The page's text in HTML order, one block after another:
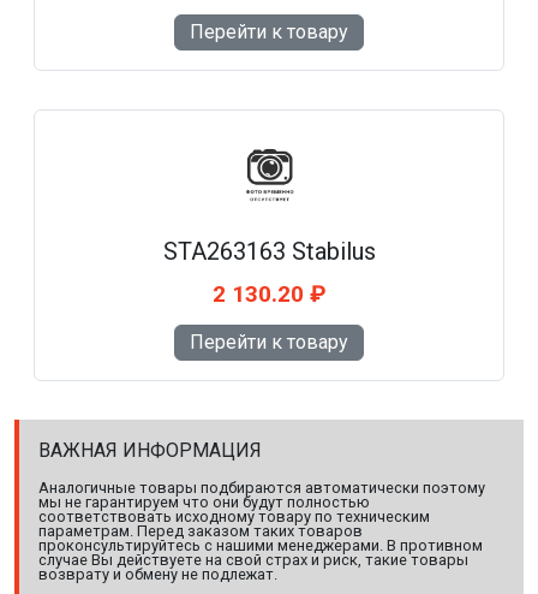
Перейти к товару
STA263163 Stabilus
2 130.20 ₽
Перейти к товару
ВАЖНАЯ ИНФОРМАЦИЯ
Аналогичные товары подбираются автоматически поэтому
мы не гарантируем что они будут полностью
соответствовать исходному товару по техническим
параметрам. Перед заказом таких товаров
проконсультируйтесь с нашими менеджерами. В противном
случае Вы действуете на свой страх и риск, такие товары
возврату и обмену не подлежат.